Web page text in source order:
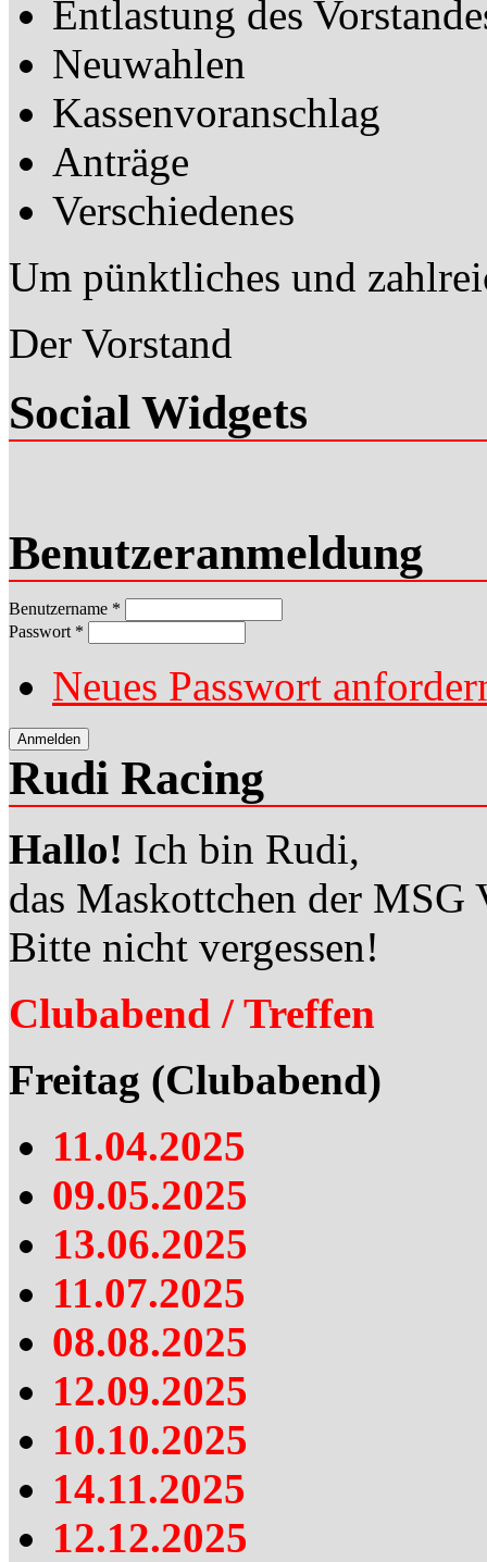
Entlastung des
Neuwahlen
Kassenvoranschlag
Anträge
Verschiedenes
Um pünktliches und
Der Vorstand
Social Widgets
Benutzeranmeldung
Benutzername *
Passwort *
Neues Passwort
Rudi Racing
Hallo! Ich bin Rudi,
das Maskottchen der MSG
Bitte nicht vergessen!
Clubabend / Treffen
Freitag (Clubabend)
11.04.2025
09.05.2025
13.06.2025
11.07.2025
08.08.2025
12.09.2025
10.10.2025
14.11.2025
12.12.2025